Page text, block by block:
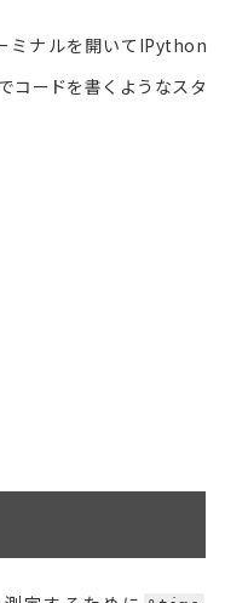
ミナルを開いてIPython
コードを書くようなスタ